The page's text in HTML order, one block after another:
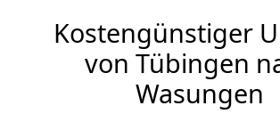
Kostengünstiger
von Tübingen
Wasungen